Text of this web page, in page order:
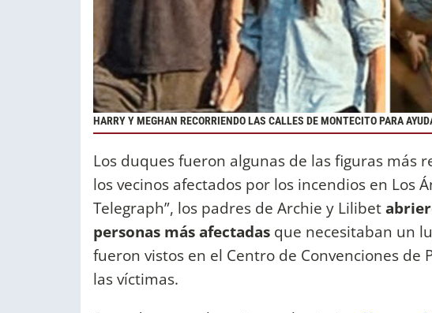
HARRY Y MEGHAN RECORRIENDO LAS CALLES DE MONTECITO PARA
Los duques fueron algunas de las figuras más
los vecinos afectados por los incendios en Los
Telegraph”, los padres de Archie y Lilibet
personas más afectadas que necesitaban un
fueron vistos en el Centro de Convenciones
las víctimas.